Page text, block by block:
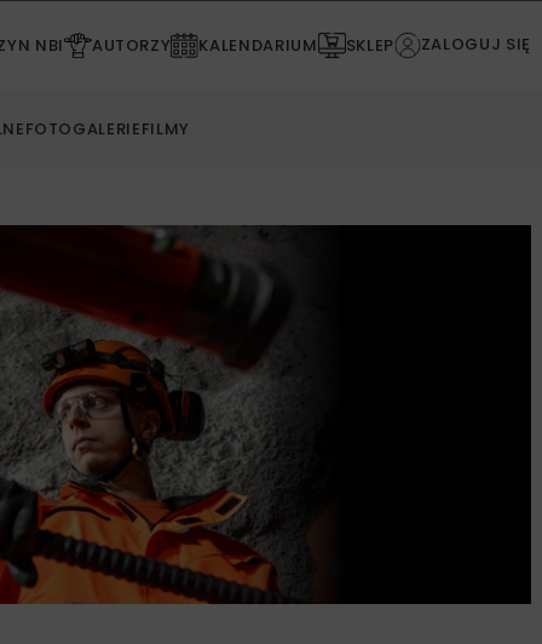
NBI AUTORZY KALENDARIUM SKLEP ZALOGUJ SIĘ
FOTOGALERIEFILMY